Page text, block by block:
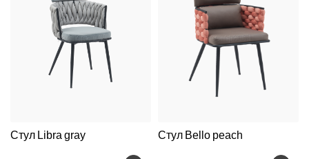
Стул Libra gray Стул Bello peach